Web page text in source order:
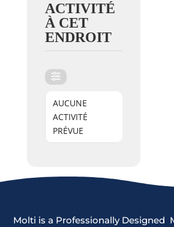
ACTIVITÉ
À CET
ENDROIT
AUCUNE
ACTIVITÉ
PRÉVUE
Molti is a Professionally Designed